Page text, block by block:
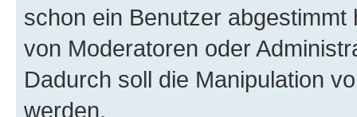
schon ein Benutzer
von Moderatoren oder
Dadurch soll die Manipulation
werden.